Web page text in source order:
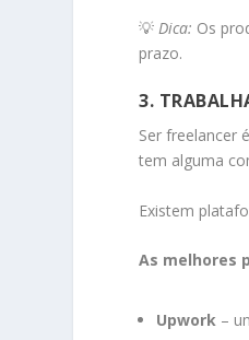
💡Dica: Os
prazo.
3.
Ser freelancer
tem alguma
Existem
As melhores
Upwork –